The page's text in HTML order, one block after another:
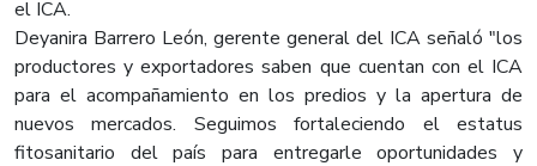
el ICA.
Deyanira Barrero León, gerente general del ICA señaló "los
productores y exportadores saben que cuentan con el ICA
para el acompañamiento en los predios y la apertura de
nuevos mercados. Seguimos fortaleciendo el estatus
fitosanitario del país para entregarle oportunidades y